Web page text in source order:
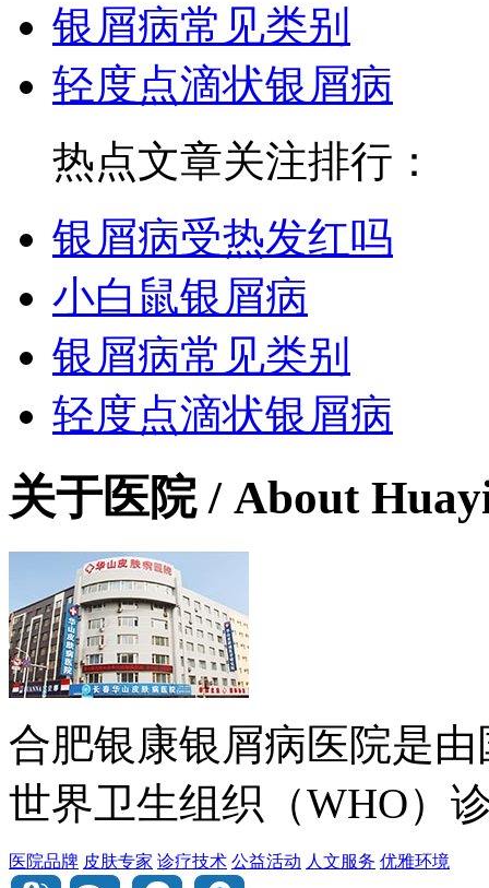
银屑病常见类别
轻度点滴状银屑病
热点文章关注排行：
银屑病受热发红吗
小白鼠银屑病
银屑病常见类别
轻度点滴状银屑病
关于医院 / About
合肥银康银屑病医院是
世界卫生组织（WHO）
医院品牌 皮肤专家 诊疗技术 公益活动 人文服务 优雅环境